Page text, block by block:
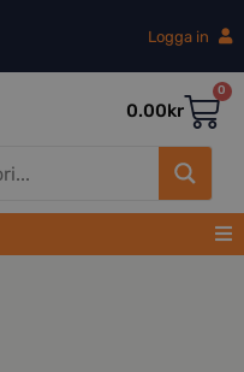
Logga in
0.00kr
0